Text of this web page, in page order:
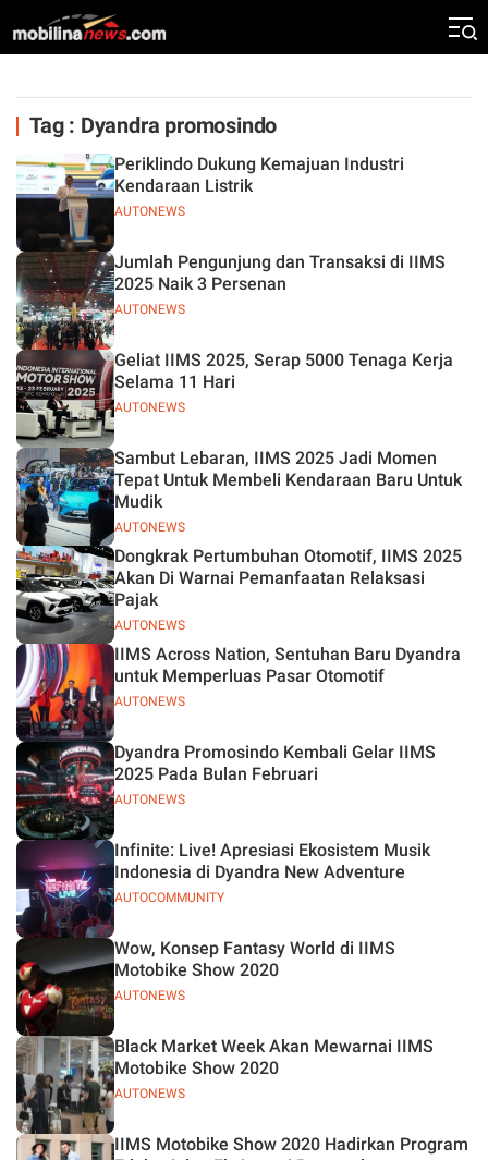
Tag : Dyandra promosindo
AUTONEWS
Periklindo Dukung Kemajuan Industri
Kendaraan Listrik
AUTONEWS
Jumlah Pengunjung dan Transaksi di IIMS
2025 Naik 3 Persenan
AUTONEWS
Geliat IIMS 2025, Serap 5000 Tenaga Kerja
Selama 11 Hari
AUTONEWS
Sambut Lebaran, IIMS 2025 Jadi Momen
Tepat Untuk Membeli Kendaraan Baru Untuk
Mudik
AUTONEWS
Dongkrak Pertumbuhan Otomotif, IIMS 2025
Akan Di Warnai Pemanfaatan Relaksasi
Pajak
AUTONEWS
IIMS Across Nation, Sentuhan Baru Dyandra
untuk Memperluas Pasar Otomotif
AUTONEWS
Dyandra Promosindo Kembali Gelar IIMS
2025 Pada Bulan Februari
AUTOCOMMUNITY
Infinite: Live! Apresiasi Ekosistem Musik
Indonesia di Dyandra New Adventure
AUTONEWS
Wow, Konsep Fantasy World di IIMS
Motobike Show 2020
AUTONEWS
Black Market Week Akan Mewarnai IIMS
Motobike Show 2020
IIMS Motobike Show 2020 Hadirkan Program